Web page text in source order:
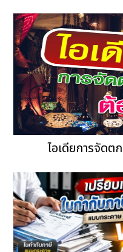
ไอเดียการจัด